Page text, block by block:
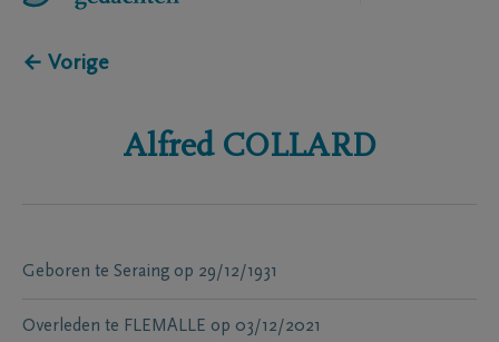
← Vorige
Alfred COLLARD
Geboren te Seraing op 29/12/1931
Overleden te FLEMALLE op 03/12/2021